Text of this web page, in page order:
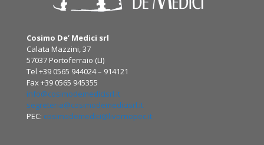
Cosimo De’ Medici srl
Calata Mazzini, 37
57037 Portoferraio (LI)
Tel +39 0565 944024 – 914121
Fax +39 0565 945355
info@cosimodemedicisrl.it
segreteria@cosimodemedicisrl.it
PEC: cosimodemedici@livornopec.it